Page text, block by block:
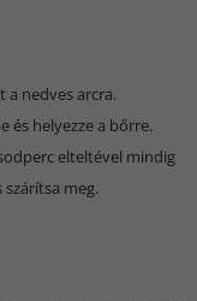
a nedves arcra.
és helyezze a bőrre.
elteltével mindig
szárítsa meg.